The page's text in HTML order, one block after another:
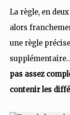
La règle, en
alors
une règle
pas assez
contenir les